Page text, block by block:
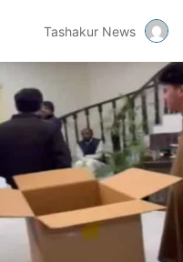
Tashakur News